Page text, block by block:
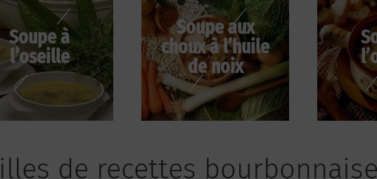
Soupe à
l’oseille
Soupe aux
choux à l’huile
de noix
de recettes